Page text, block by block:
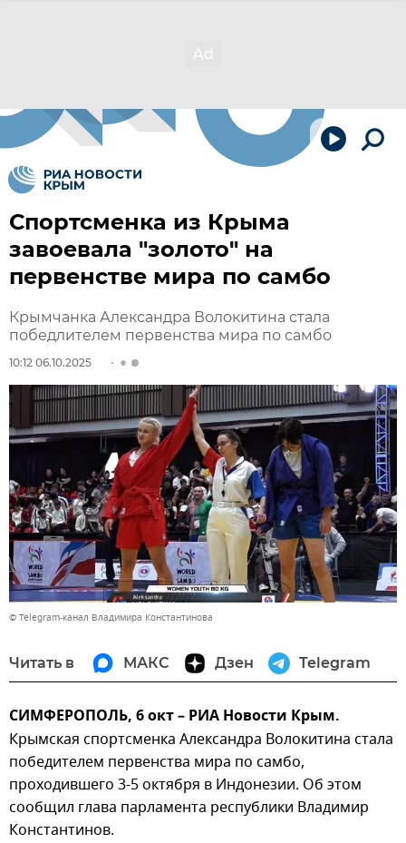
Спортсменка из Крыма
завоевала "золото" на
первенстве мира по самбо
Крымчанка Александра Волокитина стала
победлителем первенства мира по самбо
10:12 06.10.2025
© Telegram-канал Владимира Константинова
Читать в МАКС Дзен Telegram
СИМФЕРОПОЛЬ, 6 окт – РИА Новости Крым.
Крымская спортсменка Александра Волокитина стала
победителем первенства мира по самбо,
проходившего 3-5 октября в Индонезии. Об этом
сообщил глава парламента республики Владимир
Константинов.